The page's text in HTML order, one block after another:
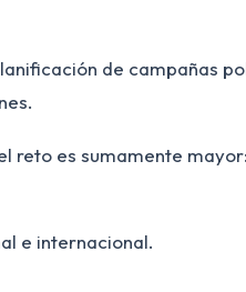
de campañas
reto es sumamente
e internacional.